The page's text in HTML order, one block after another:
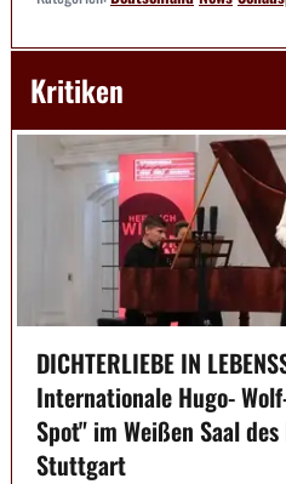
Kritiken
DICHTERLIEBE IN
Internationale Hugo-
Spot" im Weißen Saal
Stuttgart